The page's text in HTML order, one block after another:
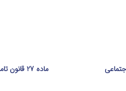
ماده 27 قانون تامین اجتماعی